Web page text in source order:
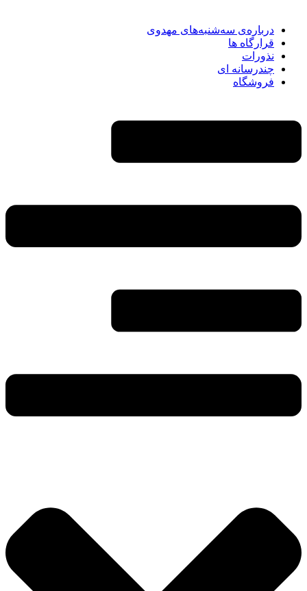
درباره‌ی سه‌شنبه‌های مهدوی
قرارگاه ها
نذورات
چندرسانه‌ ای
فروشگاه